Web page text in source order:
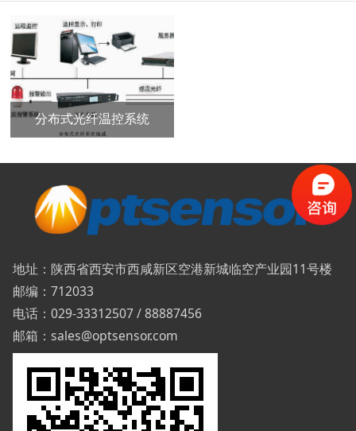
分布式光纤温控系统
地址：陕西省西安市西咸新区空港新城临空产业园11号楼
邮编：712033
电话：029-33312507 / 88887456
邮箱：sales@optsensor.com